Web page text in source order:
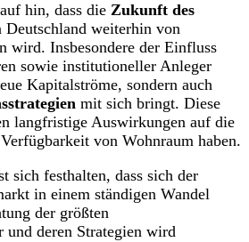
hin, dass die Zukunft des
Deutschland weiterhin von
wird. Insbesondere der Einfluss
sowie institutioneller Anleger
Kapitalströme, sondern auch
mit sich bringt. Diese
langfristige Auswirkungen auf die
von Wohnraum haben.
sich festhalten, dass sich der
in einem ständigen Wandel
der größten
deren Strategien wird